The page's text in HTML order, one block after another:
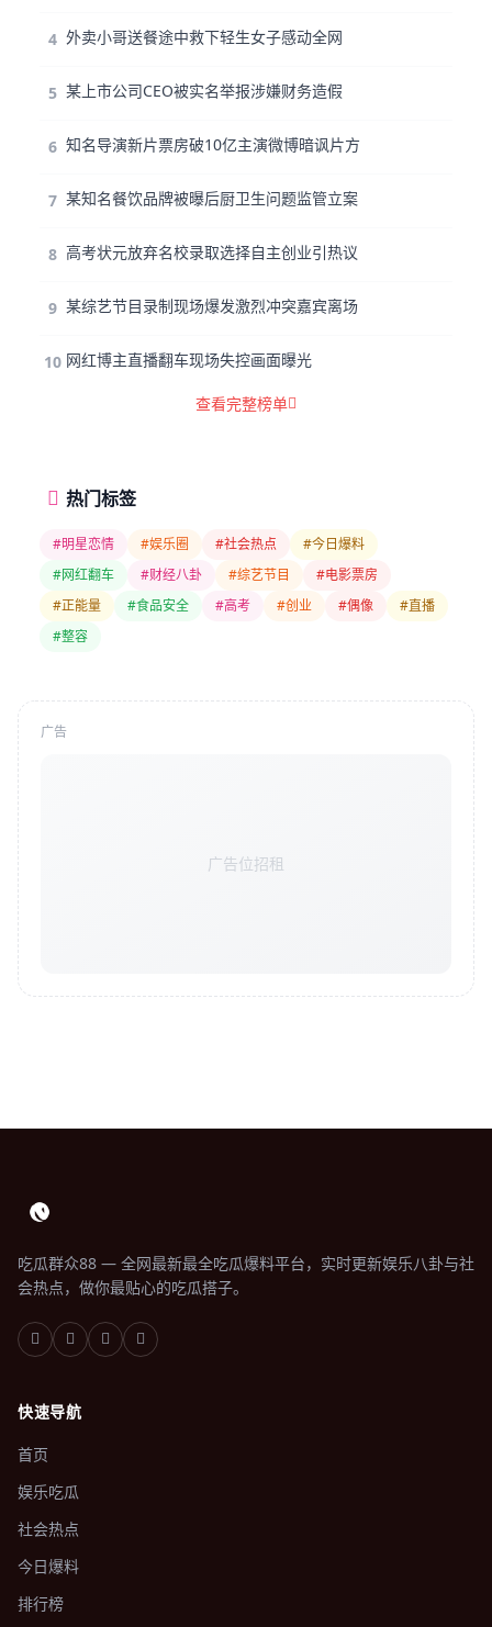
4 外卖小哥送餐途中救下轻生女子感动全网
5 某上市公司CEO被实名举报涉嫌财务造假
6 知名导演新片票房破10亿主演微博暗讽片方
7 某知名餐饮品牌被曝后厨卫生问题监管立案
8 高考状元放弃名校录取选择自主创业引热议
9 某综艺节目录制现场爆发激烈冲突嘉宾离场
10 网红博主直播翻车现场失控画面曝光
查看完整榜单
热门标签
#明星恋情 #娱乐圈 #社会热点
#今日爆料
#网红翻车
#财经八卦 #综艺节目
#电影票房
#正能量
#食品安全 #高考 #创业 #偶像
#直播
#整容
广告
广告位招租
吃瓜群众88 — 全网最新最全吃瓜爆料平台，实时更新娱乐八卦与社
会热点，做你最贴心的吃瓜搭子。
快速导航
首页
娱乐吃瓜
社会热点
今日爆料
排行榜